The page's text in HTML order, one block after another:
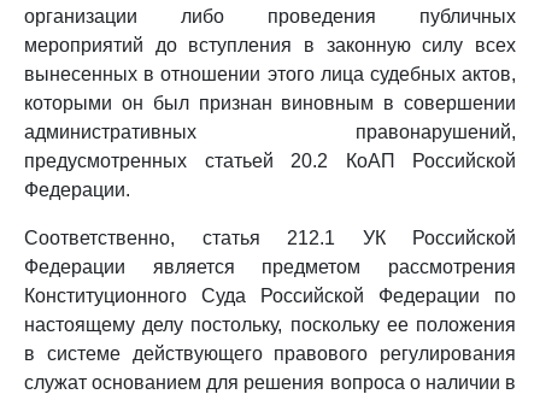
организации либо проведения публичных
мероприятий до вступления в законную силу всех
вынесенных в отношении этого лица судебных актов,
которыми он был признан виновным в совершении
административных правонарушений,
предусмотренных статьей 20.2 КоАП Российской
Федерации.
Соответственно, статья 212.1 УК Российской
Федерации является предметом рассмотрения
Конституционного Суда Российской Федерации по
настоящему делу постольку, поскольку ее положения
в системе действующего правового регулирования
служат основанием для решения вопроса о наличии в